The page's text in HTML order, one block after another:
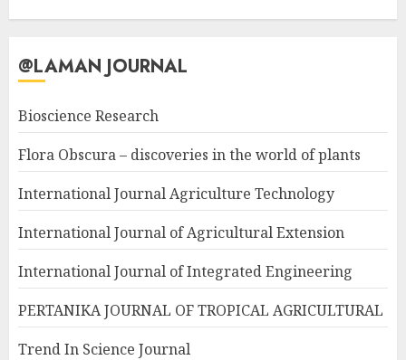
@LAMAN JOURNAL
Bioscience Research
Flora Obscura – discoveries in the world of plants
International Journal Agriculture Technology
International Journal of Agricultural Extension
International Journal of Integrated Engineering
PERTANIKA JOURNAL OF TROPICAL AGRICULTURAL
Trend In Science Journal